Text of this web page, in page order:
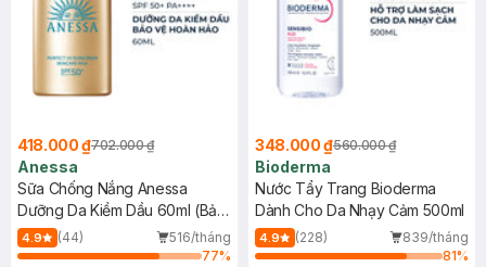
418.000 ₫702.000 ₫
Anessa
Sữa Chống Nắng Anessa
Dưỡng Da Kiềm Dầu 60ml (Bản
Mới)
4.9 (44)
516/tháng
77%
348.000 ₫560.000 ₫
Bioderma
Nước Tẩy Trang Bioderma
Dành Cho Da Nhạy Cảm 500ml
4.9 (228)
839/tháng
81%